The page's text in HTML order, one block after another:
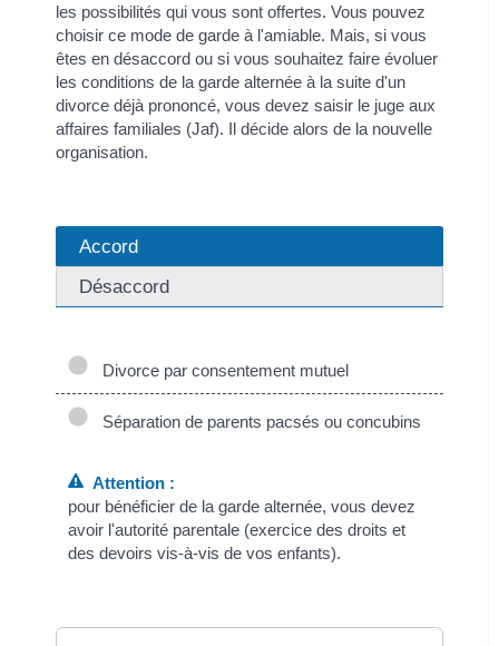
les possibilités qui vous sont offertes. Vous pouvez
choisir ce mode de garde à l'amiable. Mais, si vous
êtes en désaccord ou si vous souhaitez faire évoluer
les conditions de la garde alternée à la suite d'un
divorce déjà prononcé, vous devez saisir le juge aux
affaires familiales (Jaf). Il décide alors de la nouvelle
organisation.
Accord
Désaccord
Divorce par consentement mutuel
Séparation de parents pacsés ou concubins
Attention :
pour bénéficier de la garde alternée, vous devez
avoir l'autorité parentale (exercice des droits et
des devoirs vis-à-vis de vos enfants).